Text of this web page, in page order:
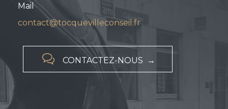
Mail
contact@tocquevilleconseil.fr
 CONTACTEZ-NOUS →